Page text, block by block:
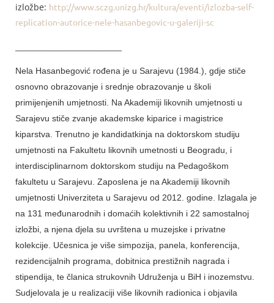
izložbe: http://www.sczg.unizg.hr/kultura/eventi/izlozba-self-
replication-autorice-nele-hasanbegovic-u-galeriji-sc
Nela Hasanbegović rođena je u Sarajevu (1984.), gdje stiče
osnovno obrazovanje i srednje obrazovanje u školi
primijenjenih umjetnosti. Na Akademiji likovnih umjetnosti u
Sarajevu stiče zvanje akademske kiparice i magistrice
kiparstva. Trenutno je kandidatkinja na doktorskom studiju
umjetnosti na Fakultetu likovnih umetnosti u Beogradu, i
interdisciplinarnom doktorskom studiju na Pedagoškom
fakultetu u Sarajevu. Zaposlena je na Akademiji likovnih
umjetnosti Univerziteta u Sarajevu od 2012. godine. Izlagala je
na 131 međunarodnih i domaćih kolektivnih i 22 samostalnoj
izložbi, a njena djela su uvrštena u muzejske i privatne
kolekcije. Učesnica je više simpozija, panela, konferencija,
rezidencijalnih programa, dobitnica prestižnih nagrada i
stipendija, te članica strukovnih Udruženja u BiH i inozemstvu.
Sudjelovala je u realizaciji više likovnih radionica i objavila